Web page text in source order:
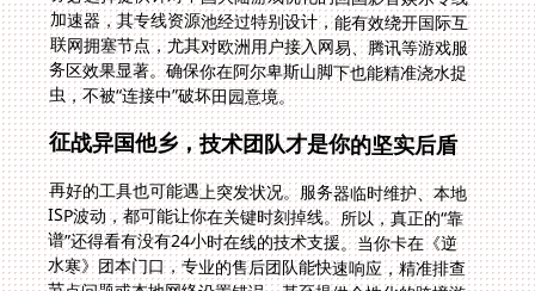
虫，不被“连接中”破坏田园意境。
征战异国他乡，技术团队才是你的坚实后盾
再好的工具也可能遇上突发状况。服务器临时维护、本地
ISP波动，都可能让你在关键时刻掉线。所以，真正的“靠
谱”还得看有没有24小时在线的技术支援。当你卡在《逆
水寒》团本门口，专业的售后团队能快速响应，精准排查
节点问题或本地网络设置错误，甚至提供个性化的跨境游
戏延迟优化方案建议。这种实时响应能力，避免了你在海